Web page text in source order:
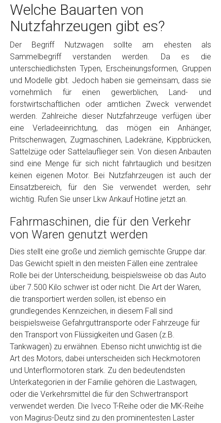
Kontaktformular
Marke
Model
Baujahr
Getriebe
Bekannte Schäden
Kilometerstand
Preisvorstellung
Name*
Telefon
Email
PLZ und Ort
Foto Nr. 1
Welche Bauarten von
Nutzfahrzeugen gibt es?
Der Begriff Nutzwagen sollte am ehesten als
Sammelbegriff verstanden werden. Da es die
unterschiedlichsten Typen, Erscheinungsformen, Gruppen
und Modelle gibt. Jedoch haben sie gemeinsam, dass sie
vornehmlich für einen gewerblichen, Land- und
forstwirtschaftlichen oder amtlichen Zweck verwendet
werden. Zahlreiche dieser Nutzfahrzeuge verfügen über
eine Verladeeinrichtung, das mögen ein Anhänger,
Pritschenwagen, Zugmaschinen, Ladekräne, Kippbrücken,
Sattelzüge oder Sattelauflieger sein. Von diesen Anbauten
sind eine Menge für sich nicht fahrtauglich und besitzen
keinen eigenen Motor. Bei Nutzfahrzeugen ist auch der
Einsatzbereich, für den Sie verwendet werden, sehr
wichtig. Rufen Sie unser Lkw Ankauf Hotline jetzt an.
Fahrmaschinen, die für den Verkehr
von Waren genutzt werden
Dies stellt eine große und ziemlich gemischte Gruppe dar.
Das Gewicht spielt in den meisten Fällen eine zentralee
Rolle bei der Unterscheidung, beispielsweise ob das Auto
über 7.500 Kilo schwer ist oder nicht. Die Art der Waren,
die transportiert werden sollen, ist ebenso ein
grundlegendes Kennzeichen, in diesem Fall sind
beispielsweise Gefahrguttransporte oder Fahrzeuge für
den Transport von Flüssigkeiten und Gasen (z.B.
Tankwagen) zu erwähnen. Ebenso nicht unwichtig ist die
Art des Motors, dabei unterscheiden sich Heckmotoren
und Unterflormotoren stark. Zu den bedeutendsten
Unterkategorien in der Familie gehören die Lastwagen,
oder die Verkehrsmittel die für den Schwertransport
verwendet werden. Die Iveco T-Reihe oder die MK-Reihe
von Magirus-Deutz sind zu den prominentesten Laster